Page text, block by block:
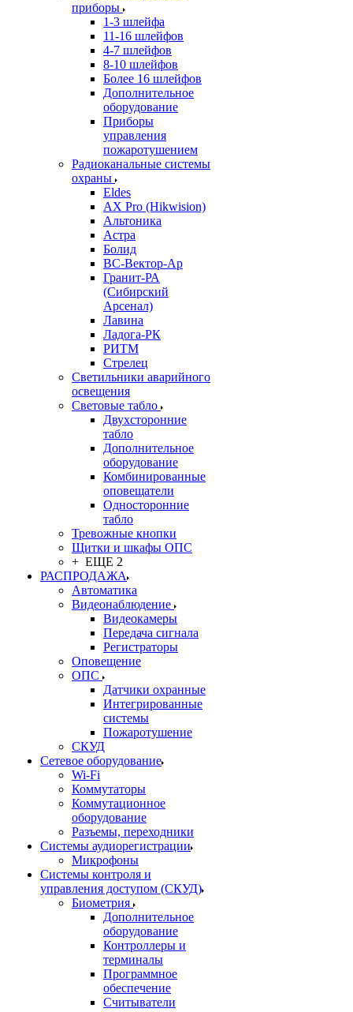
приборы
1-3 шлейфа
11-16 шлейфов
4-7 шлейфов
8-10 шлейфов
Более 16 шлейфов
Дополнительное
оборудование
Приборы
управления
пожаротушением
Радиоканальные системы
охраны
Eldes
AX Pro (Hikwision)
Альтоника
Астра
Болид
ВС-Вектор-Ар
Гранит-РА
(Сибирский
Арсенал)
Лавина
Ладога-РК
РИТМ
Стрелец
Светильники аварийного
освещения
Световые табло
Двухсторонние
табло
Дополнительное
оборудование
Комбинированные
оповещатели
Односторонние
табло
Тревожные кнопки
Щитки и шкафы ОПС
+ ЕЩЕ 2
РАСПРОДАЖА
Автоматика
Видеонаблюдение
Видеокамеры
Передача сигнала
Регистраторы
Оповещение
ОПС
Датчики охранные
Интегрированные
системы
Пожаротушение
СКУД
Сетевое оборудование
Wi-Fi
Коммутаторы
Коммутационное
оборудование
Разъемы, переходники
Системы аудиорегистрации
Микрофоны
Системы контроля и
управления доступом (СКУД)
Биометрия
Дополнительное
оборудование
Контроллеры и
терминалы
Программное
обеспечение
Считыватели